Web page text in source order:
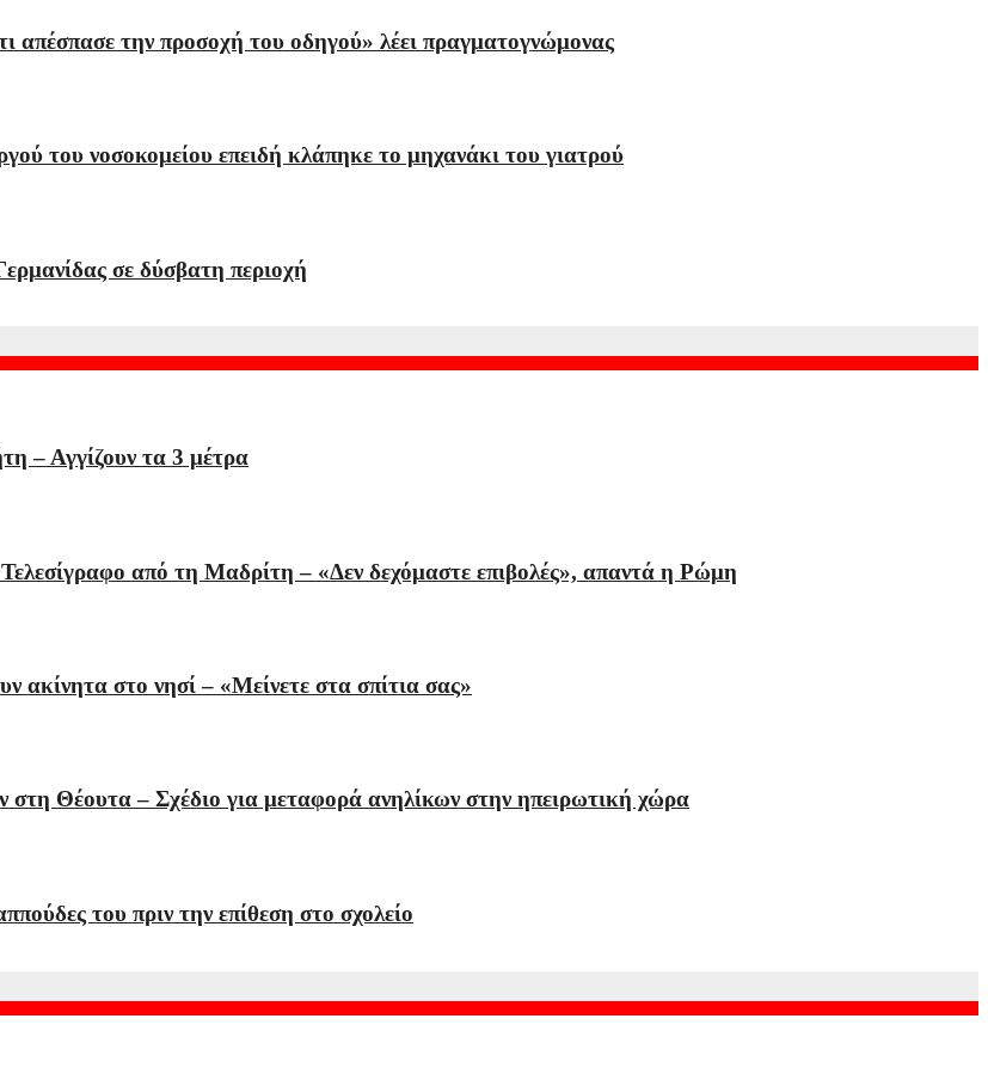
απέσπασε την προσοχή του οδηγού» λέει πραγματογνώμονας
του νοσοκομείου επειδή κλάπηκε το μηχανάκι του γιατρού
σε δύσβατη περιοχή
– Αγγίζουν τα 3 μέτρα
από τη Μαδρίτη – «Δεν δεχόμαστε επιβολές», απαντά η Ρώμη
ακίνητα στο νησί – «Μείνετε στα σπίτια σας»
Θέουτα – Σχέδιο για μεταφορά ανηλίκων στην ηπειρωτική χώρα
του πριν την επίθεση στο σχολείο